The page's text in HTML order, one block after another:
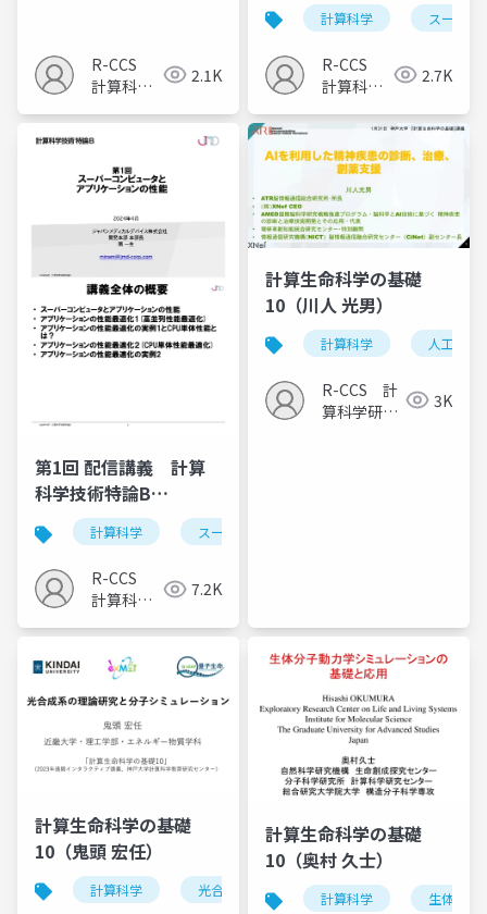
R-CCS
計算科学
2.1K
（2024）計算科学 スーパー
R-CCS
計算科学
2.7K
第1回 配信講義 計算
科学技術特論B
（2024）計算科学 スーパーコンピュータ
R-CCS
計算科学
7.2K
計算生命科学の基礎
10（川人 光男）
計算科学 人工知能
R-CCS 計
算科学研究
3K
計算生命科学の基礎
10（鬼頭 宏任）
計算科学 光合成 励起エネルギー移動反応
計算生命科学の基礎
10（奥村 久士）
計算科学 生体分子